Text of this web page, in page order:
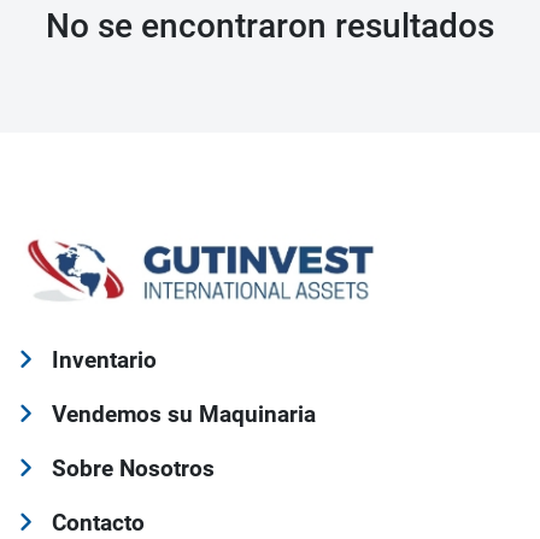
No se encontraron resultados
Inventario
Vendemos su Maquinaria
Sobre Nosotros
Contacto